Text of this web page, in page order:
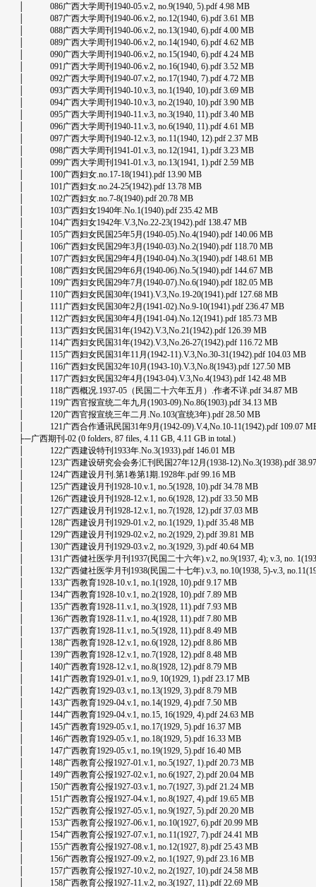
│ 086广西大学周刊1940-05.v.2, no.9(1940, 5).pdf 4.98 MB
│ 087广西大学周刊1940-06.v.2, no.12(1940, 6).pdf 3.61 MB
│ 088广西大学周刊1940-06.v.2, no.13(1940, 6).pdf 4.00 MB
│ 089广西大学周刊1940-06.v.2, no.14(1940, 6).pdf 4.62 MB
│ 090广西大学周刊1940-06.v.2, no.15(1940, 6).pdf 4.24 MB
│ 091广西大学周刊1940-06.v.2, no.16(1940, 6).pdf 3.52 MB
│ 092广西大学周刊1940-07.v.2, no.17(1940, 7).pdf 4.72 MB
│ 093广西大学周刊1940-10.v.3, no.1(1940, 10).pdf 3.69 MB
│ 094广西大学周刊1940-10.v.3, no.2(1940, 10).pdf 3.90 MB
│ 095广西大学周刊1940-11.v.3, no.3(1940, 11).pdf 3.40 MB
│ 096广西大学周刊1940-11.v.3, no.6(1940, 11).pdf 4.61 MB
│ 097广西大学周刊1940-12.v.3, no.11(1940, 12).pdf 2.37 MB
│ 098广西大学周刊1941-01.v.3, no.12(1941, 1).pdf 3.23 MB
│ 099广西大学周刊1941-01.v.3, no.13(1941, 1).pdf 2.59 MB
│ 100广西妇女.no.17-18(1941).pdf 13.90 MB
│ 101广西妇女.no.24-25(1942).pdf 13.78 MB
│ 102广西妇女.no.7-8(1940).pdf 20.78 MB
│ 103广西妇女1940年.No.1(1940).pdf 235.42 MB
│ 104广西妇女1942年.V.3,No.22-23(1942).pdf 138.47 MB
│ 105广西妇女民国25年5月(1940-05).No.4(1940).pdf 140.06 MB
│ 106广西妇女民国29年3月(1940-03).No.2(1940).pdf 118.70 MB
│ 107广西妇女民国29年4月(1940-04).No.3(1940).pdf 148.61 MB
│ 108广西妇女民国29年6月(1940-06).No.5(1940).pdf 144.67 MB
│ 109广西妇女民国29年7月(1940-07).No.6(1940).pdf 182.05 MB
│ 110广西妇女民国30年(1941).V.3,No.19-20(1941).pdf 127.68 MB
│ 111广西妇女民国30年2月(1941-02).No.9-10(1941).pdf 236.47 MB
│ 112广西妇女民国30年4月(1941-04).No.12(1941).pdf 185.73 MB
│ 113广西妇女民国31年(1942).V.3,No.21(1942).pdf 126.39 MB
│ 114广西妇女民国31年(1942).V.3,No.26-27(1942).pdf 116.72 MB
│ 115广西妇女民国31年11月(1942-11).V.3,No.30-31(1942).pdf 104.03 MB
│ 116广西妇女民国32年10月(1943-10).V.3,No.8(1943).pdf 127.50 MB
│ 117广西妇女民国32年4月(1943-04).V.3,No.4(1943).pdf 142.48 MB
│ 118广西概况.1937-05（民国二十六年五月）.作者不详.pdf 34.87 MB
│ 119广西官报宣统二年九月(1903-09).No.86(1903).pdf 34.13 MB
│ 120广西官报宣统三年二月.No.103(宣统3年).pdf 28.50 MB
│ 121广西合作通讯民国31年9月(1942-09).V.4,No.10-11(1942).pdf 109.07
├─广西期刊-02 (0 folders, 87 files, 4.11 GB, 4.11 GB in total.)
│ 122广西建设特刊1933年.No.3(1933).pdf 146.01 MB
│ 123广西建设研究会会务汇刊民国27年12月(1938-12).No.3(1938).pdf
│ 124广西建设月刊.第1卷第1期.1928年.pdf 99.16 MB
│ 125广西建设月刊1928-10.v.1, no.5(1928, 10).pdf 34.78 MB
│ 126广西建设月刊1928-12.v.1, no.6(1928, 12).pdf 33.50 MB
│ 127广西建设月刊1928-12.v.1, no.7(1928, 12).pdf 37.03 MB
│ 128广西建设月刊1929-01.v.2, no.1(1929, 1).pdf 35.48 MB
│ 129广西建设月刊1929-02.v.2, no.2(1929, 2).pdf 39.81 MB
│ 130广西建设月刊1929-03.v.2, no.3(1929, 3).pdf 40.64 MB
│ 131广西健社医学月刊1937(民国二十六年).v.2, no.9(1937, 4); v.3, no.
│ 132广西健社医学月刊1938(民国二十七年).v.3, no.10(1938, 5)-v.3,
│ 133广西教育1928-10.v.1, no.1(1928, 10).pdf 9.17 MB
│ 134广西教育1928-10.v.1, no.2(1928, 10).pdf 7.89 MB
│ 135广西教育1928-11.v.1, no.3(1928, 11).pdf 7.93 MB
│ 136广西教育1928-11.v.1, no.4(1928, 11).pdf 7.80 MB
│ 137广西教育1928-11.v.1, no.5(1928, 11).pdf 8.49 MB
│ 138广西教育1928-12.v.1, no.6(1928, 12).pdf 8.86 MB
│ 139广西教育1928-12.v.1, no.7(1928, 12).pdf 8.48 MB
│ 140广西教育1928-12.v.1, no.8(1928, 12).pdf 8.79 MB
│ 141广西教育1929-01.v.1, no.9, 10(1929, 1).pdf 23.17 MB
│ 142广西教育1929-03.v.1, no.13(1929, 3).pdf 8.79 MB
│ 143广西教育1929-04.v.1, no.14(1929, 4).pdf 7.50 MB
│ 144广西教育1929-04.v.1, no.15, 16(1929, 4).pdf 24.63 MB
│ 145广西教育1929-05.v.1, no.17(1929, 5).pdf 16.37 MB
│ 146广西教育1929-05.v.1, no.18(1929, 5).pdf 16.33 MB
│ 147广西教育1929-05.v.1, no.19(1929, 5).pdf 16.40 MB
│ 148广西教育公报1927-01.v.1, no.5(1927, 1).pdf 20.73 MB
│ 149广西教育公报1927-02.v.1, no.6(1927, 2).pdf 20.04 MB
│ 150广西教育公报1927-03.v.1, no.7(1927, 3).pdf 21.24 MB
│ 151广西教育公报1927-04.v.1, no.8(1927, 4).pdf 19.65 MB
│ 152广西教育公报1927-05.v.1, no.9(1927, 5).pdf 20.20 MB
│ 153广西教育公报1927-06.v.1, no.10(1927, 6).pdf 20.99 MB
│ 154广西教育公报1927-07.v.1, no.11(1927, 7).pdf 24.41 MB
│ 155广西教育公报1927-08.v.1, no.12(1927, 8).pdf 25.43 MB
│ 156广西教育公报1927-09.v.2, no.1(1927, 9).pdf 23.16 MB
│ 157广西教育公报1927-10.v.2, no.2(1927, 10).pdf 24.58 MB
│ 158广西教育公报1927-11.v.2, no.3(1927, 11).pdf 22.69 MB